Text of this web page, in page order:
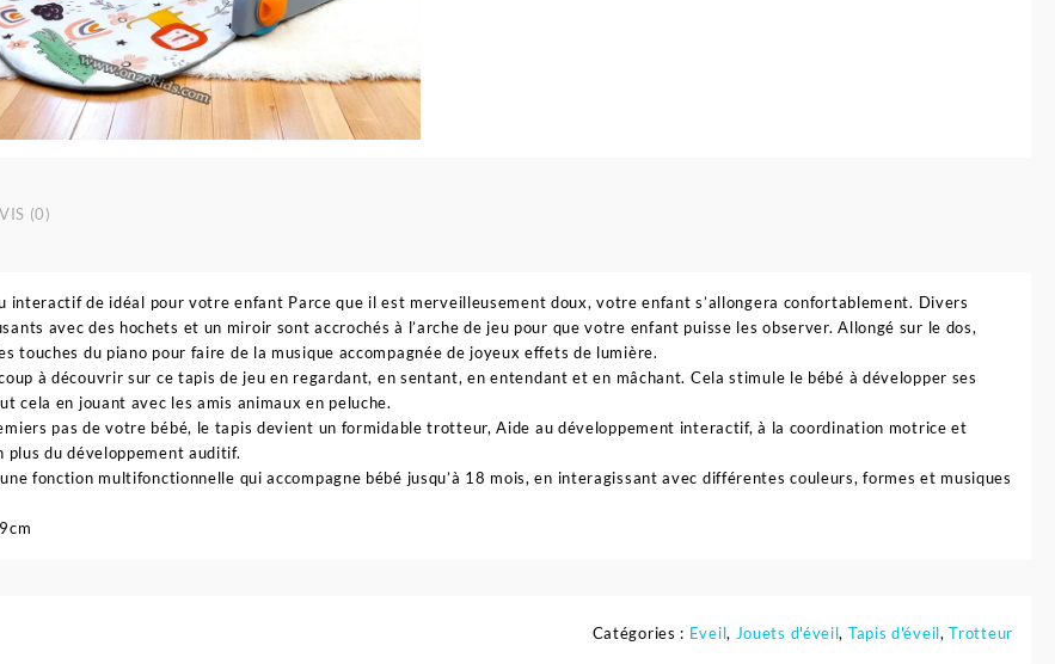
(0)
interactif de idéal pour votre enfant Parce que il est merveilleusement doux, votre enfant s’allongera confortablement. Divers
avec des hochets et un miroir sont accrochés à l’arche de jeu pour que votre enfant puisse les observer. Allongé sur le dos,
touches du piano pour faire de la musique accompagnée de joyeux effets de lumière.
à découvrir sur ce tapis de jeu en regardant, en sentant, en entendant et en mâchant. Cela stimule le bébé à développer ses
cela en jouant avec les amis animaux en peluche.
pas de votre bébé, le tapis devient un formidable trotteur, Aide au développement interactif, à la coordination motrice et
plus du développement auditif.
fonction multifonctionnelle qui accompagne bébé jusqu’à 18 mois, en interagissant avec différentes couleurs, formes et musiques
Catégories : Eveil, Jouets d'éveil, Tapis d'éveil,Trotteur